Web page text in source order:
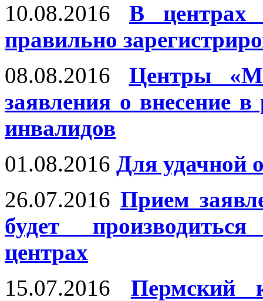
10.08.2016
В центрах
правильно
08.08.2016
Центры
заявления о внесение в
инвалидов
01.08.2016 Для удачной
26.07.2016 Прием
будет
центрах
15.07.2016
Пермский